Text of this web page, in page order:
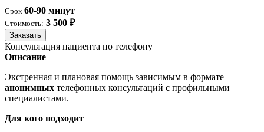
Срок 60-90 минут
Стоимость: 3 500 ₽
Заказать
Консультация пациента по телефону
Описание
Экстренная и плановая помощь зависимым в формате
анонимных телефонных консультаций с профильными
специалистами.
Для кого подходит